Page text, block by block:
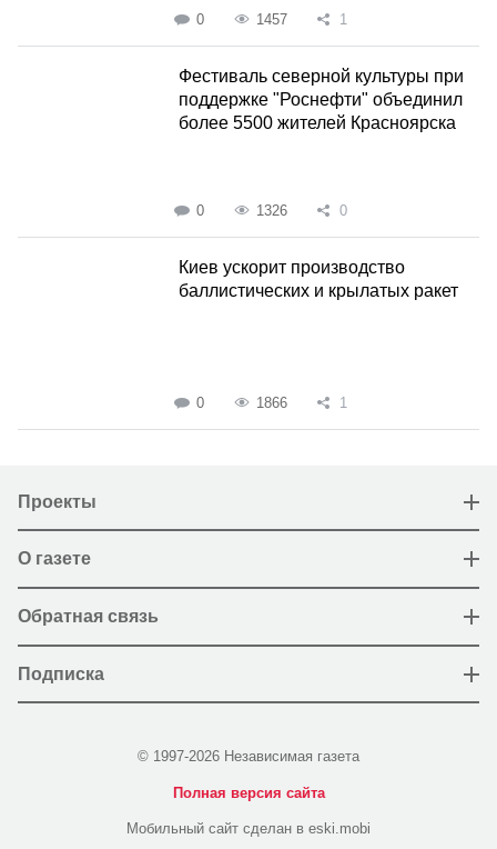
0 1457 1
Фестиваль северной культуры при
поддержке "Роснефти" объединил
более 5500 жителей Красноярска
0 1326 0
Киев ускорит производство
баллистических и крылатых ракет
0 1866 1
Проекты
О газете
Обратная связь
Подписка
© 1997-2026 Независимая газета
Полная версия сайта
Мобильный сайт сделан в eski.mobi